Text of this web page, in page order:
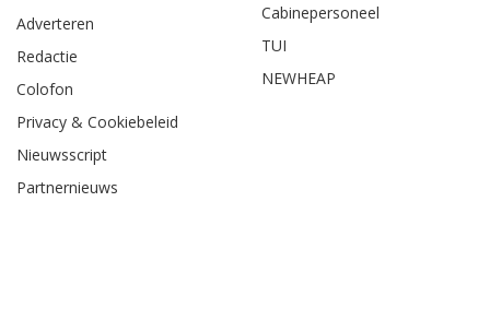
Adverteren
Redactie
Colofon
Privacy & Cookiebeleid
Nieuwsscript
Partnernieuws
Cabinepersoneel
TUI
NEWHEAP